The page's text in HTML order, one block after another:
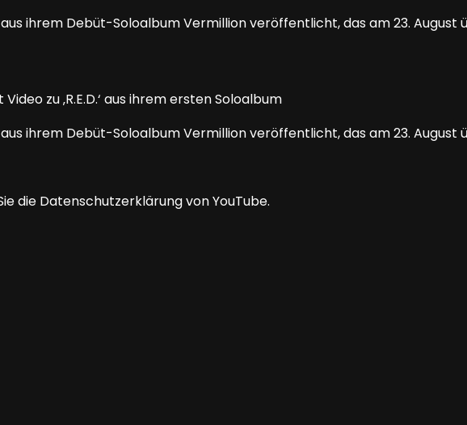
aus ihrem Debüt-Soloalbum Vermillion veröffentlicht, das am 23.
aus ihrem Debüt-Soloalbum Vermillion veröffentlicht, das am 23.
die Datenschutzerklärung von YouTube.